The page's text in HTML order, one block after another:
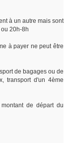
à un autre mais sont
20h-8h
à payer ne peut être
de bagages ou de
transport d'un 4ème
de départ du